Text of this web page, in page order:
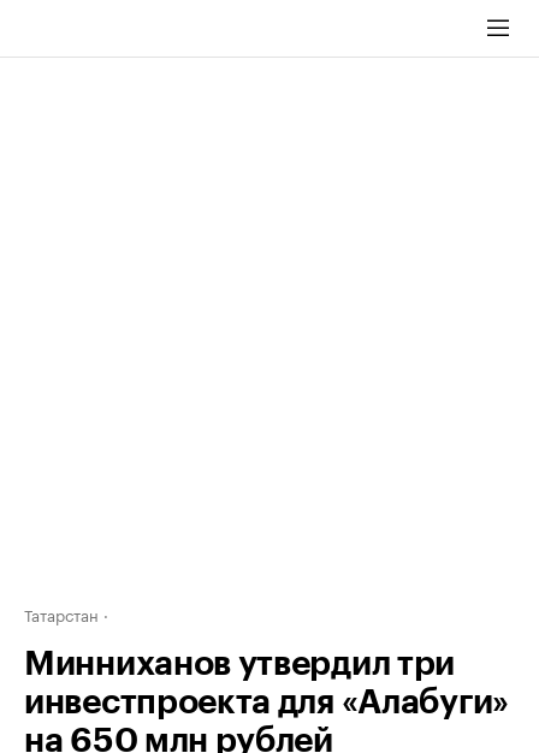
Татарстан
Минниханов утвердил три
инвестпроекта для «Алабуги»
на 650 млн рублей